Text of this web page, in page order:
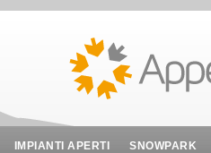
IMPIANTI APERTI SNOWPARK